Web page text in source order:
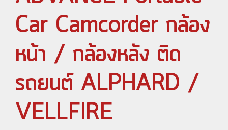
Car Camcorder กล้อง
หน้า / กล้องหลัง ติด
รถยนต์ ALPHARD /
VELLFIRE